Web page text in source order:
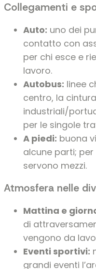
Collegamenti e
Auto: uno dei
contatto con
per chi esce e
lavoro.
Autobus: linee
centro, la
industriali/
per le singole
A piedi: buona
alcune parti;
servono mezzi.
Atmosfera nelle
Mattina e
di
vengono da
Eventi sportivi:
grandi eventi